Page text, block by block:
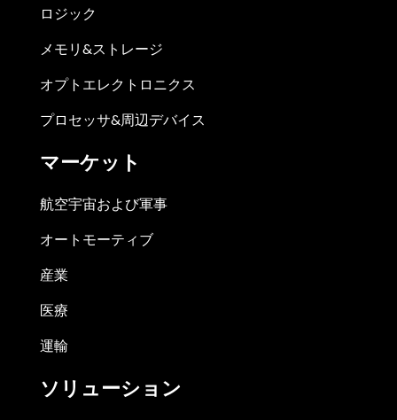
ロジック
メモリ&ストレージ
オプトエレクトロニクス
プロセッサ&周辺デバイス
マーケット
航空宇宙および軍事
オートモーティブ
産業
医療
運輸
ソリューション